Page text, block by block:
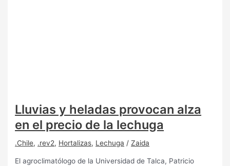
Lluvias y heladas provocan alza
en el precio de la lechuga
.Chile, .rev2, Hortalizas, Lechuga /Zaida
El agroclimatólogo de la Universidad de Talca, Patricio